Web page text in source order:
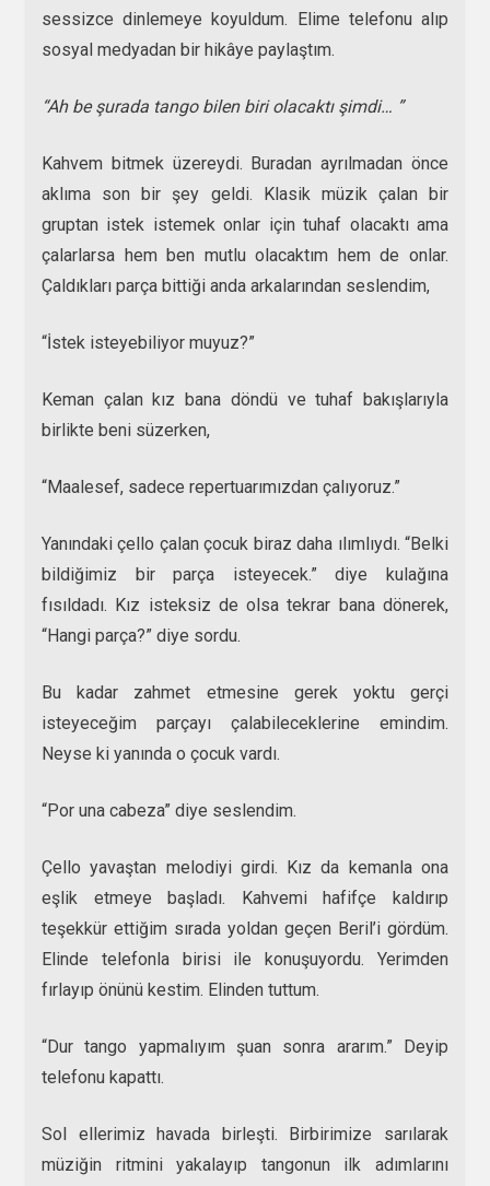
sessizce dinlemeye koyuldum. Elime telefonu alıp
sosyal medyadan bir hikâye paylaştım.
“Ah be şurada tango bilen biri olacaktı şimdi… ”
Kahvem bitmek üzereydi. Buradan ayrılmadan önce
aklıma son bir şey geldi. Klasik müzik çalan bir
gruptan istek istemek onlar için tuhaf olacaktı ama
çalarlarsa hem ben mutlu olacaktım hem de onlar.
Çaldıkları parça bittiği anda arkalarından seslendim,
“İstek isteyebiliyor muyuz?”
Keman çalan kız bana döndü ve tuhaf bakışlarıyla
birlikte beni süzerken,
“Maalesef, sadece repertuarımızdan çalıyoruz.”
Yanındaki çello çalan çocuk biraz daha ılımlıydı. “Belki
bildiğimiz bir parça isteyecek.” diye kulağına
fısıldadı. Kız isteksiz de olsa tekrar bana dönerek,
“Hangi parça?” diye sordu.
Bu kadar zahmet etmesine gerek yoktu gerçi
isteyeceğim parçayı çalabileceklerine emindim.
Neyse ki yanında o çocuk vardı.
“Por una cabeza” diye seslendim.
Çello yavaştan melodiyi girdi. Kız da kemanla ona
eşlik etmeye başladı. Kahvemi hafifçe kaldırıp
teşekkür ettiğim sırada yoldan geçen Beril’i gördüm.
Elinde telefonla birisi ile konuşuyordu. Yerimden
fırlayıp önünü kestim. Elinden tuttum.
“Dur tango yapmalıyım şuan sonra ararım.” Deyip
telefonu kapattı.
Sol ellerimiz havada birleşti. Birbirimize sarılarak
müziğin ritmini yakalayıp tangonun ilk adımlarını